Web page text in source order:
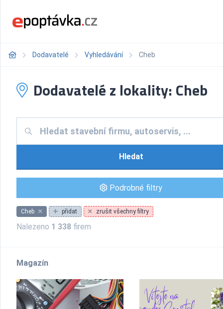
Dodavatelé Vyhledávání Cheb
Dodavatelé z lokality: Cheb
Hledat
Podrobné filtry
Cheb přidat zrušit všechny filtry
Nalezeno 1 338 firem
Magazín